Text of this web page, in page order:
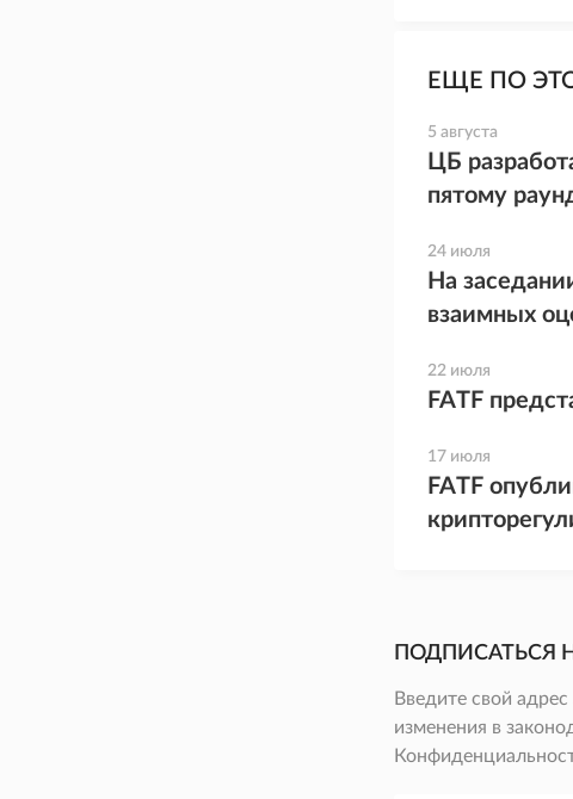
ЕЩЕ ПО
5 августа
ЦБ
пятому
24 июля
На
взаимных
22 июля
FATF
17 июля
FATF
ПОДПИСАТЬСЯ
Введите свой
изменения в